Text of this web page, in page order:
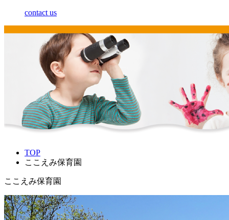
contact us
TOP
ここえみ保育園
ここえみ保育園